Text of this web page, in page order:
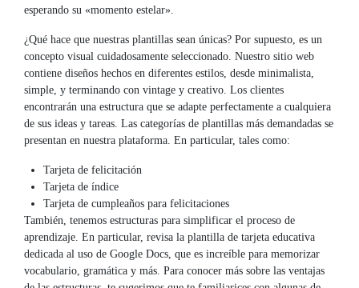
esperando su «momento estelar».
¿Qué hace que nuestras plantillas sean únicas? Por supuesto, es un
concepto visual cuidadosamente seleccionado. Nuestro sitio web
contiene diseños hechos en diferentes estilos, desde minimalista,
simple, y terminando con vintage y creativo. Los clientes
encontrarán una estructura que se adapte perfectamente a cualquiera
de sus ideas y tareas. Las categorías de plantillas más demandadas se
presentan en nuestra plataforma. En particular, tales como:
Tarjeta de felicitación
Tarjeta de índice
Tarjeta de cumpleaños para felicitaciones
También, tenemos estructuras para simplificar el proceso de
aprendizaje. En particular, revisa la plantilla de tarjeta educativa
dedicada al uso de Google Docs, que es increíble para memorizar
vocabulario, gramática y más. Para conocer más sobre las ventajas